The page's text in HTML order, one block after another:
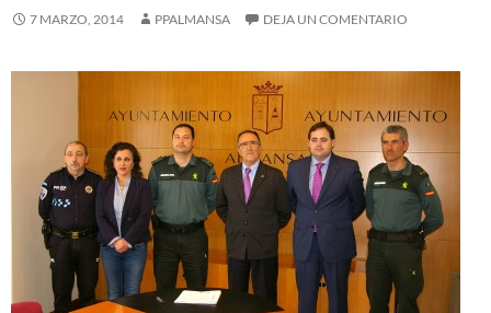
7 MARZO, 2014 PPALMANSA DEJA UN COMENTARIO